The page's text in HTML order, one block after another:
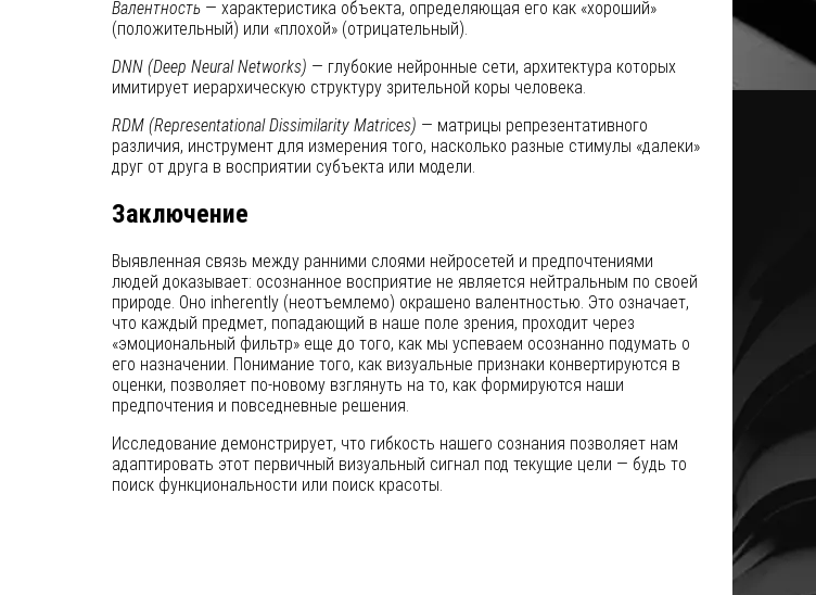
Валентность— характеристика объекта, определяющая его как «хороший»
(положительный) или «плохой» (отрицательный).
DNN (Deep Neural Networks) — глубокие нейронные сети, архитектура которых
имитирует иерархическую структуру зрительной коры человека.
RDM (Representational Dissimilarity Matrices) — матрицы репрезентативного
различия, инструмент для измерения того, насколько разные стимулы «далеки»
друг от друга в восприятии субъекта или модели.
Заключение
Выявленная связь между ранними слоями нейросетей и предпочтениями
людей доказывает: осознанное восприятие не является нейтральным по своей
природе. Оно inherently (неотъемлемо) окрашено валентностью. Это означает,
что каждый предмет, попадающий в наше поле зрения, проходит через
«эмоциональный фильтр» еще до того, как мы успеваем осознанно подумать о
его назначении. Понимание того, как визуальные признаки конвертируются в
оценки, позволяет по-новому взглянуть на то, как формируются наши
предпочтения и повседневные решения.
Исследование демонстрирует, что гибкость нашего сознания позволяет нам
адаптировать этот первичный визуальный сигнал под текущие цели — будь то
поиск функциональности или поиск красоты.